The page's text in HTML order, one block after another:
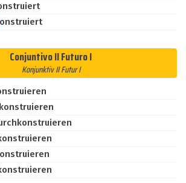
Conjuntivo II Futuro I
Konjunktiv II Futur I